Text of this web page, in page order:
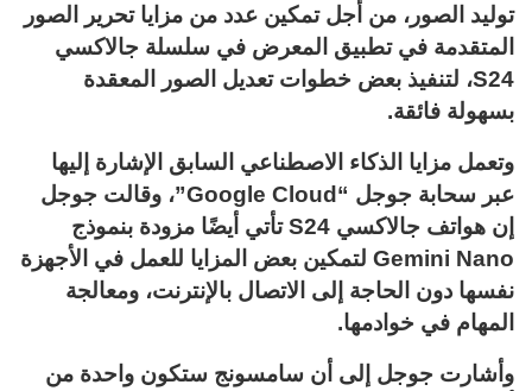
توليد الصور، من أجل تمكين عدد من مزايا تحرير الصور
المتقدمة في تطبيق المعرض في سلسلة جالاكسي
S24، لتنفيذ بعض خطوات تعديل الصور المعقدة
بسهولة فائقة.
وتعمل مزايا الذكاء الاصطناعي السابق الإشارة إليها
عبر سحابة جوجل “Google Cloud”، وقالت جوجل
إن هواتف جالاكسي S24 تأتي أيضًا مزودة بنموذج
Gemini Nano لتمكين بعض المزايا للعمل في الأجهزة
نفسها دون الحاجة إلى الاتصال بالإنترنت، ومعالجة
المهام في خوادمها.
وأشارت جوجل إلى أن سامسونج ستكون واحدة من